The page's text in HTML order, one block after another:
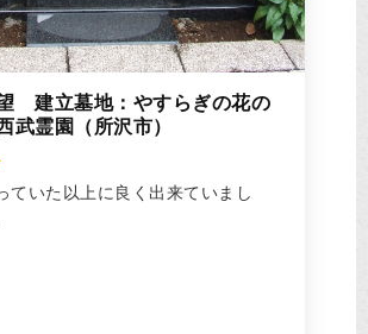
建立墓地：やすらぎの花の
霊園（所沢市）
ていた以上に良く出来ていまし